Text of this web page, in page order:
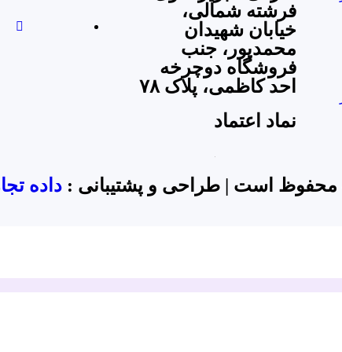
فرشته شمالی،
خیابان شهیدان
محمدپور، جنب
فروشگاه دوچرخه
احد کاظمی، پلاک ۷۸
نماد اعتماد
داده